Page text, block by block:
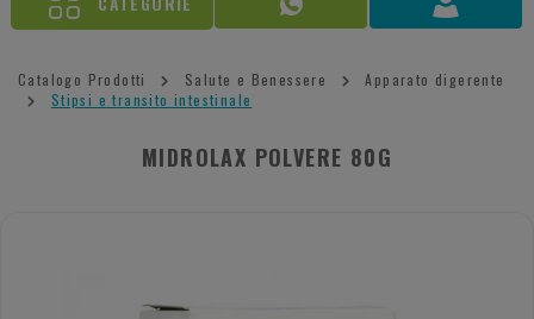
Catalogo Prodotti Salute e Benessere
Apparato digerente
Stipsi e transito intestinale
MIDROLAX POLVERE 80G